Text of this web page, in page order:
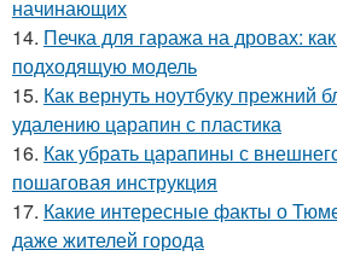
начинающих
14. Печка для гаража на дровах:
подходящую модель
15. Как вернуть ноутбуку прежний
удалению царапин с пластика
16. Как убрать царапины с
пошаговая инструкция
17. Какие интересные факты о
даже жителей города